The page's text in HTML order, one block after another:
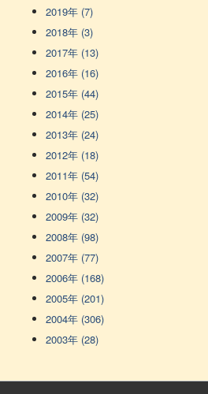
2019年 (7)
2018年 (3)
2017年 (13)
2016年 (16)
2015年 (44)
2014年 (25)
2013年 (24)
2012年 (18)
2011年 (54)
2010年 (32)
2009年 (32)
2008年 (98)
2007年 (77)
2006年 (168)
2005年 (201)
2004年 (306)
2003年 (28)